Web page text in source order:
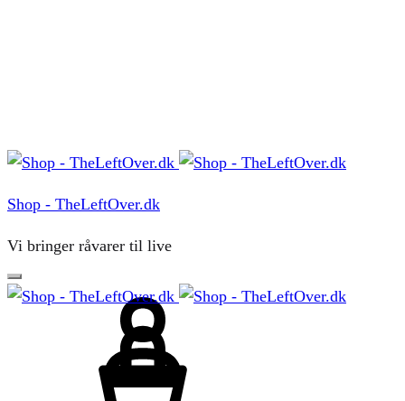
Menu
Shop - TheLeftOver.dk
Vi bringer råvarer til live
Sign